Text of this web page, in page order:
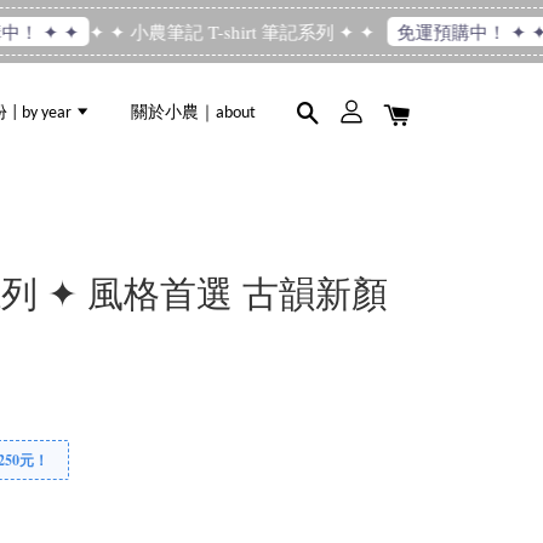
！ ✦ ✦ ✦ ✦ 小農筆記 T-shirt 筆記系列 ✦ ✦ 免運預購中！ ✦ ✦
| by year 關於小農｜about
列 ✦ 風格首選 古韻新顏
元！